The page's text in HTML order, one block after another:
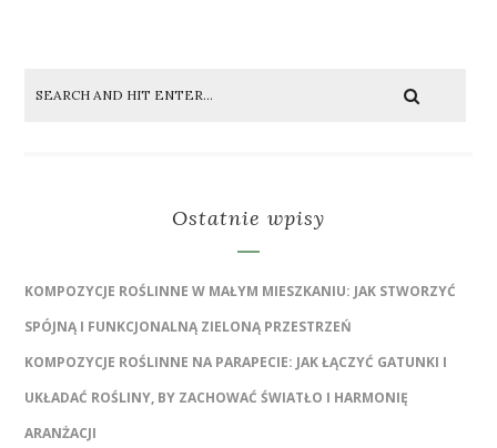
Ostatnie wpisy
KOMPOZYCJE ROŚLINNE W MAŁYM MIESZKANIU: JAK STWORZYĆ
SPÓJNĄ I FUNKCJONALNĄ ZIELONĄ PRZESTRZEŃ
KOMPOZYCJE ROŚLINNE NA PARAPECIE: JAK ŁĄCZYĆ GATUNKI I
UKŁADAĆ ROŚLINY, BY ZACHOWAĆ ŚWIATŁO I HARMONIĘ
ARANŻACJI